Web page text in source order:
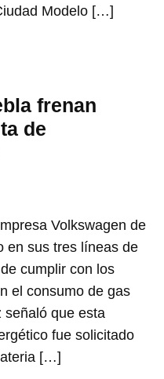
Modelo […]
frenan
de
Volkswagen de
en sus tres líneas de
cumplir con los
el consumo de gas
señaló que esta
fue solicitado
[…]